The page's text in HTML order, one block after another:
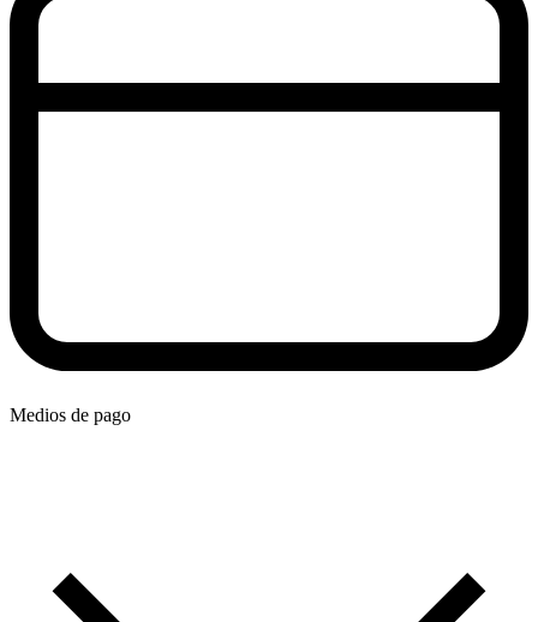
Medios de pago